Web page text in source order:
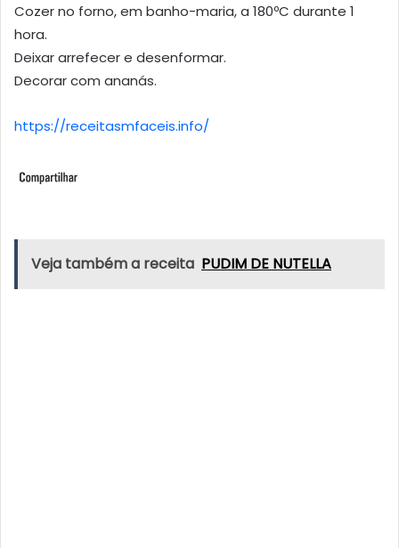
Cozer no forno, em banho-maria, a 180ºC durante 1
hora.
Deixar arrefecer e desenformar.
Decorar com ananás.
https://receitasmfaceis.info/
Veja também a receita PUDIM DE NUTELLA